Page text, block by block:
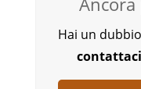
Hai un